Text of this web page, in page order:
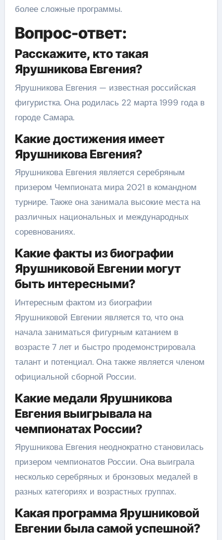
более сложные программы.
Вопрос-ответ:
Расскажите, кто такая
Ярушникова Евгения?
Ярушникова Евгения — известная российская
фигуристка. Она родилась 22 марта 1999 года в
городе Самара.
Какие достижения имеет
Ярушникова Евгения?
Ярушникова Евгения является серебряным
призером Чемпионата мира 2021 в командном
турнире. Также она занимала высокие места на
различных национальных и международных
соревнованиях.
Какие факты из биографии
Ярушниковой Евгении могут
быть интересными?
Интересным фактом из биографии
Ярушниковой Евгении является то, что она
начала заниматься фигурным катанием в
возрасте 7 лет и быстро продемонстрировала
талант и потенциал. Она также является членом
официальной сборной России.
Какие медали Ярушникова
Евгения выигрывала на
чемпионатах России?
Ярушникова Евгения неоднократно становилась
призером чемпионатов России. Она выиграла
несколько серебряных и бронзовых медалей в
разных категориях и возрастных группах.
Какая программа Ярушниковой
Евгении была самой успешной?